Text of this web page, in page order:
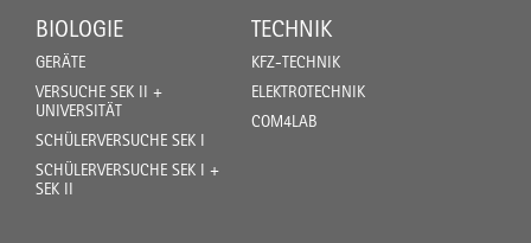
BIOLOGIE
GERÄTE
VERSUCHE SEK II +
UNIVERSITÄT
SCHÜLERVERSUCHE SEK I
SCHÜLERVERSUCHE SEK I +
SEK II
TECHNIK
KFZ-TECHNIK
ELEKTROTECHNIK
COM4LAB